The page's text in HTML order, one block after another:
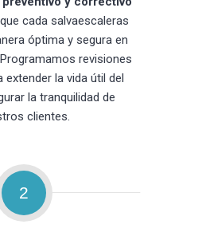
cada salvaescaleras
óptima y segura en
revisiones
extender la vida útil del
la tranquilidad de
clientes.
2